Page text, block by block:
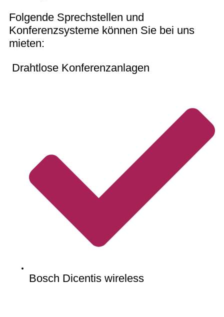
Folgende Sprechstellen und
Konferenzsysteme können Sie bei uns
mieten:
Drahtlose Konferenzanlagen
Bosch Dicentis wireless